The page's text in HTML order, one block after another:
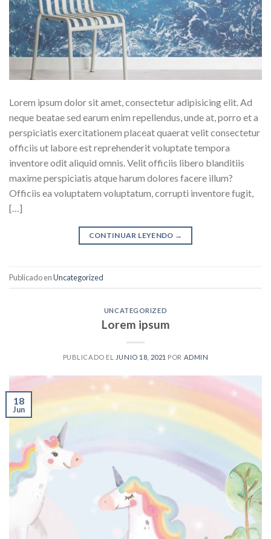
Lorem ipsum dolor sit amet, consectetur adipisicing elit. Ad
neque beatae sed earum enim repellendus, unde at, porro et a
perspiciatis exercitationem placeat quaerat velit consectetur
officiis ut labore est reprehenderit voluptate tempora
inventore odit aliquid omnis. Velit officiis libero blanditiis
maxime perspiciatis atque harum dolores facere illum?
Officiis ea voluptatem voluptatum, corrupti inventore fugit,
[…]
CONTINUAR LEYENDO →
Publicado enUncategorized
UNCATEGORIZED
Lorem ipsum
PUBLICADO EL JUNIO 18, 2021 POR ADMIN
18
Jun